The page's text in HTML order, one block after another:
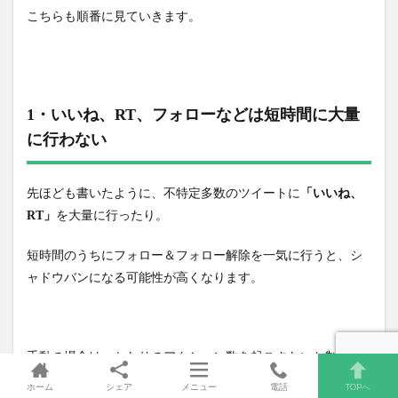
こちらも順番に見ていきます。
1・いいね、RT、フォローなどは短時間に大量
に行わない
先ほども書いたように、不特定多数のツイートに
「いいね、
RT」 を大量に行ったり。
短時間のうちにフォロー＆フォロー解除を一気に行うと、シ
ャドウバンになる可能性が高くなります。
手動の場合は、かなりのアクション数を起こさないと制限に
到達しないので、気にしなくていいと思いますが・・
ホーム シェア メニュー 電話 TOPへ